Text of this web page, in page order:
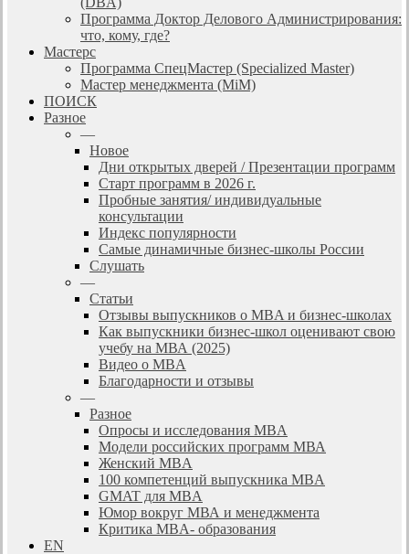
Программа Доктор Делового Администрирования:
что, кому, где?
Мастерс
Программа СпецМастер (Specialized Master)
Мастер менеджмента (MiM)
ПОИСК
Разное
—
Новое
Дни открытых дверей / Презентации программ
Старт программ в 2026 г.
Пробные занятия/ индивидуальные
консультации
Индекс популярности
Самые динамичные бизнес-школы России
Слушать
—
Статьи
Отзывы выпускников о MBA и бизнес-школах
Как выпускники бизнес-школ оценивают свою
учебу на МВА (2025)
Видео о MBA
Благодарности и отзывы
—
Разное
Опросы и исследования MBA
Модели российских программ МВА
Женский MBA
100 компетенций выпускника MBA
GMAT для MBA
Юмор вокруг МВА и менеджмента
Критика MBA- образования
EN